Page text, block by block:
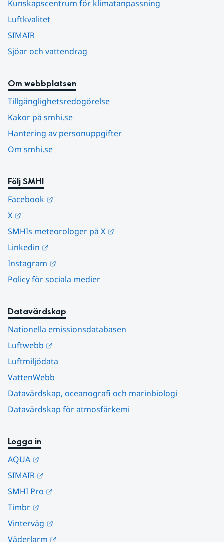
Kunskapscentrum för klimatanpassning
Luftkvalitet
SIMAIR
Sjöar och vattendrag
Om webbplatsen
Tillgänglighetsredogörelse
Kakor på smhi.se
Hantering av personuppgifter
Om smhi.se
Följ SMHI
Facebook
X
SMHIs meteorologer på X
Linkedin
Instagram
Policy för sociala medier
Datavärdskap
Nationella emissionsdatabasen
Luftwebb
Luftmiljödata
VattenWebb
Datavärdskap, oceanografi och marinbiologi
Datavärdskap för atmosfärkemi
Logga in
AQUA
SIMAIR
SMHI Pro
Timbr
Vinterväg
Väderlarm